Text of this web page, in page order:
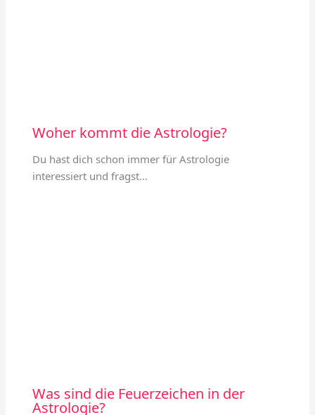
Woher kommt die Astrologie?
Du hast dich schon immer für Astrologie
interessiert und fragst…
Was sind die Feuerzeichen in der
Astrologie?